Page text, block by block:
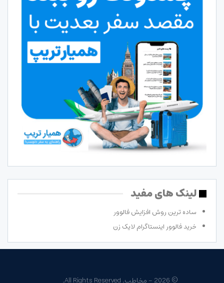
لینک های مفید
ساده ترین روش افزایش فالوور
خرید فالوور اینستاگرام لایک زن
© 2026 - مخاطب. All Rights Reserved.